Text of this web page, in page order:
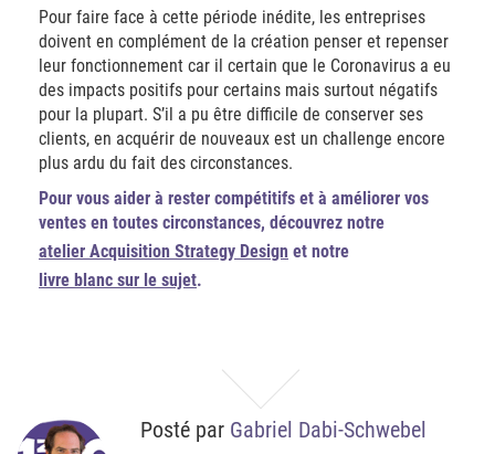
Pour faire face à cette période inédite, les entreprises
doivent en complément de la création penser et repenser
leur fonctionnement car il certain que le Coronavirus a eu
des impacts positifs pour certains mais surtout négatifs
pour la plupart. S’il a pu être difficile de conserver ses
clients, en acquérir de nouveaux est un challenge encore
plus ardu du fait des circonstances.
Pour vous aider à rester compétitifs et à améliorer vos
ventes en toutes circonstances, découvrez notre
atelier Acquisition Strategy Design et notre
livre blanc sur le sujet.
Posté par Gabriel Dabi-Schwebel